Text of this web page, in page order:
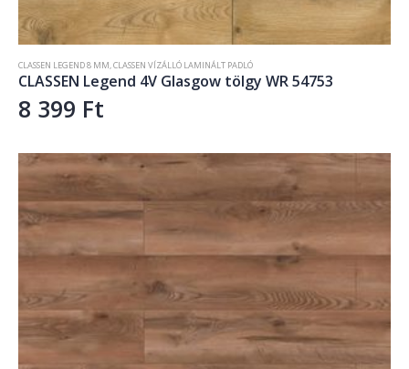
CLASSEN LEGEND 8 MM,CLASSEN VÍZÁLLÓ LAMINÁLT PADLÓ
CLASSEN Legend 4V Glasgow tölgy WR 54753
8 399 Ft